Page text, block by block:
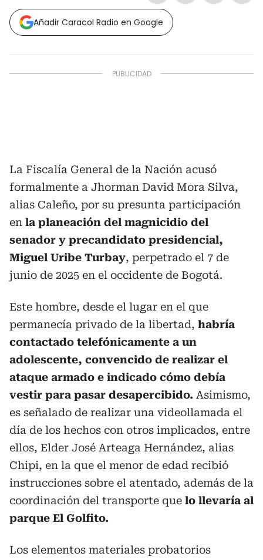
Añadir Caracol Radio en Google
La Fiscalía General de la Nación acusó
formalmente a Jhorman David Mora Silva,
alias Caleño, por su presunta participación
en la planeación del magnicidio del
senador y precandidato presidencial,
Miguel Uribe Turbay, perpetrado el 7 de
junio de 2025 en el occidente de Bogotá.
Este hombre, desde el lugar en el que
permanecía privado de la libertad, habría
contactado telefónicamente a un
adolescente, convencido de realizar el
ataque armado e indicado cómo debía
vestir para pasar desapercibido. Asimismo,
es señalado de realizar una videollamada el
día de los hechos con otros implicados, entre
ellos, Elder José Arteaga Hernández, alias
Chipi, en la que el menor de edad recibió
instrucciones sobre el atentado, además de la
coordinación del transporte que lo llevaría al
parque El Golfito.
Los elementos materiales probatorios